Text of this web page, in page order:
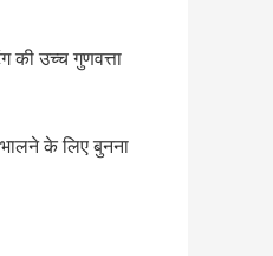
की उच्च गुणवत्ता
के लिए बुनना